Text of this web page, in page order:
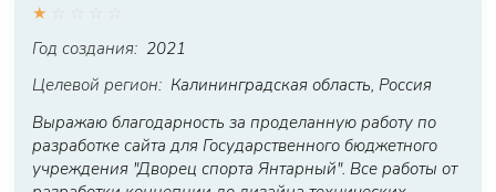
★
Год создания: 2021
Целевой регион: Калининградская область, Россия
Выражаю благодарность за проделанную работу по
разработке сайта для Государственного бюджетного
учреждения "Дворец спорта Янтарный". Все работы от